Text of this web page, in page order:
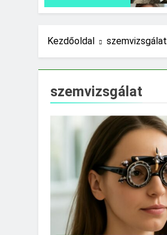
Kezdőoldal szemvizsgálat
szemvizsgálat